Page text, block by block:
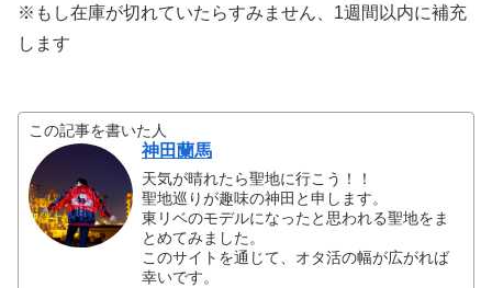
※もし在庫が切れていたらすみません、1週間以内に補充
します
この記事を書いた人
神田蘭馬
天気が晴れたら聖地に行こう！！
聖地巡りが趣味の神田と申します。
東リベのモデルになったと思われる聖地をま
とめてみました。
このサイトを通じて、オタ活の幅が広がれば
幸いです。